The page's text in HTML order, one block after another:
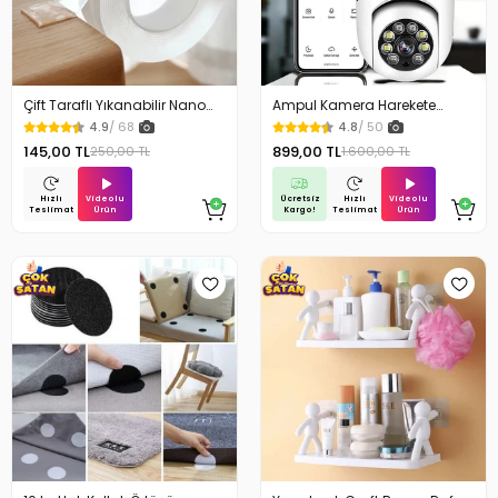
Çift Taraflı Yıkanabilir Nano
Teknoloji Bant 3 mt
4.9/ 68
145,00 TL250,00 TL
Hızlı
Teslimat
Videolu
Ürün
Ampul Kamera Harekete
Duyarlı Gece Görüşlü
4.8/ 50
899,00 TL1.600,00 TL
Ücretsiz
Kargo!
Hızlı
Teslimat
Videolu
Ürün